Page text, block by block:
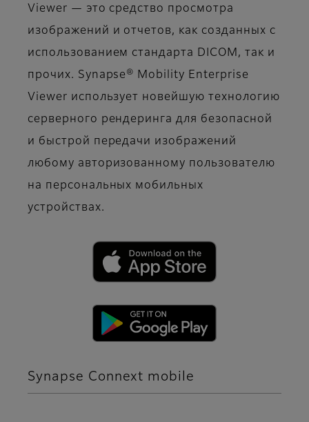
Viewer — это средство просмотра
изображений и отчетов, как созданных с
использованием стандарта DICOM, так и
прочих. Synapse® Mobility Enterprise
Viewer использует новейшую технологию
серверного рендеринга для безопасной
и быстрой передачи изображений
любому авторизованному пользователю
на персональных мобильных
устройствах.
Synapse Connext mobile